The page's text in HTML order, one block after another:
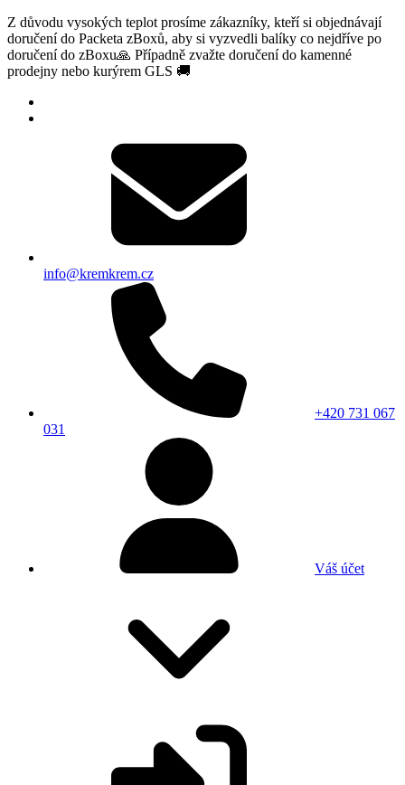
Z důvodu vysokých teplot prosíme zákazníky, kteří si objednávají
doručení do Packeta zBoxů, aby si vyzvedli balíky co nejdříve po
doručení do zBoxu🙏 Případně zvažte doručení do kamenné
prodejny nebo kurýrem GLS 🚚
info@kremkrem.cz
+420 731 067
031
Váš účet